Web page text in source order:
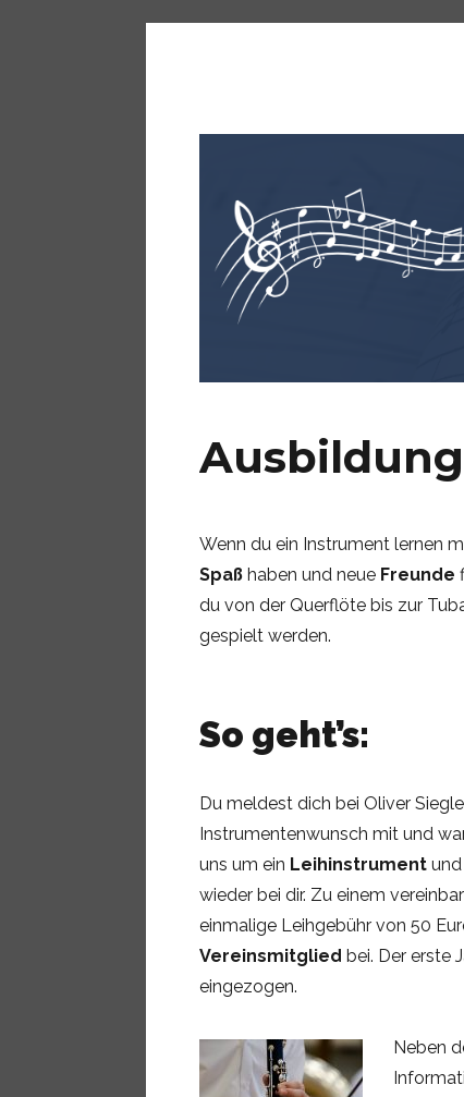
Ausbildung
Wenn du ein Instrument lernen
Spaß haben und neue Freunde
du von der Querflöte bis zur
gespielt werden.
So geht’s:
Du meldest dich bei Oliver
Instrumentenwunsch mit und
uns um ein Leihinstrument und
wieder bei dir. Zu einem
einmalige Leihgebühr von 50
Vereinsmitglied bei. Der erste
eingezogen.
Neben